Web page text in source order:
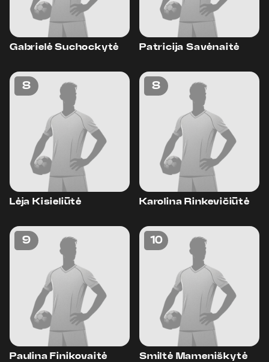
Gabrielė Suchockytė Patricija Savėnaitė
8
Lėja Kisieliūtė
8
Karolina Rinkevičiūtė
9
Paulina Finikovaitė
10
Smiltė Mameniškytė